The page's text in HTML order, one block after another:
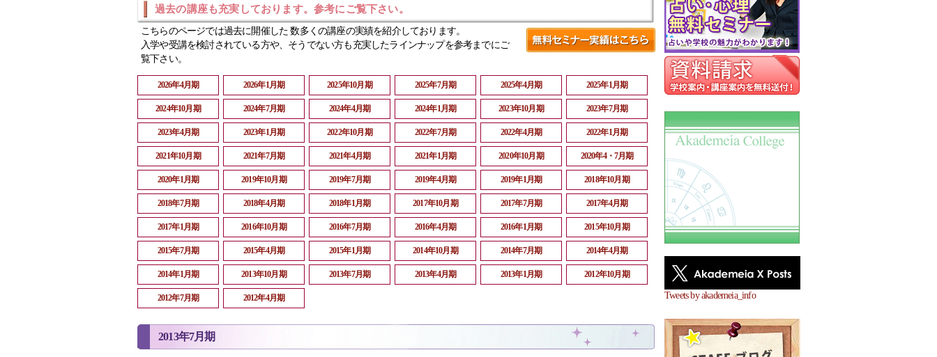
Tweets by akademeia_info
過去の講座も充実しております。参考にご覧下さい。
こちらのページでは過去に開催した 数多くの講座の実績を紹介しております。
入学や受講を検討されている方や、そうでない方も充実したラインナップを参考までにご
覧下さい。
2026年4月期 2026年1月期 2025年10月期 2025年7月期 2025年4月期 2025年1月期
2024年10月期 2024年7月期 2024年4月期 2024年1月期 2023年10月期 2023年7月期
2023年4月期 2023年1月期 2022年10月期 2022年7月期 2022年4月期 2022年1月期
2021年10月期 2021年7月期 2021年4月期 2021年1月期 2020年10月期 2020年4・7月期
2020年1月期 2019年10月期 2019年7月期 2019年4月期 2019年1月期 2018年10月期
2018年7月期 2018年4月期 2018年1月期 2017年10月期 2017年7月期 2017年4月期
2017年1月期 2016年10月期 2016年7月期 2016年4月期 2016年1月期 2015年10月期
2015年7月期 2015年4月期 2015年1月期 2014年10月期 2014年7月期 2014年4月期
2014年1月期 2013年10月期 2013年7月期 2013年4月期 2013年1月期 2012年10月期
2012年7月期 2012年4月期
2013年7月期